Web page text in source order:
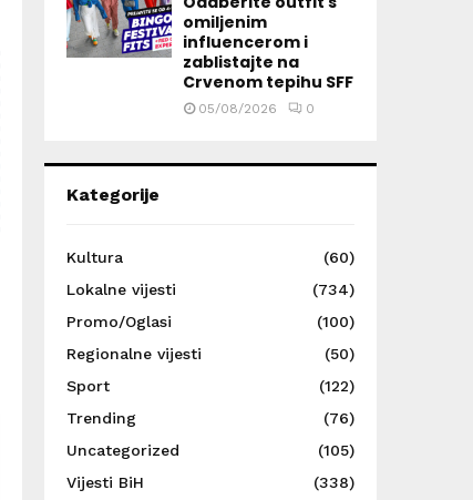
omiljenim
influencerom i
zablistajte na
Crvenom tepihu SFF
05/08/2026 0
Kategorije
Kultura
(60)
Lokalne vijesti
(734)
Promo/Oglasi
(100)
Regionalne vijesti
(50)
Sport
(122)
Trending
(76)
Uncategorized
(105)
Vijesti BiH
(338)